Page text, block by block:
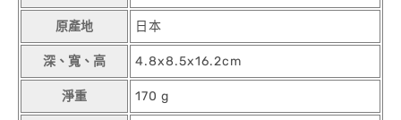
原產地 日本
深、寬、高 4.8x8.5x16.2cm
淨重 170 g